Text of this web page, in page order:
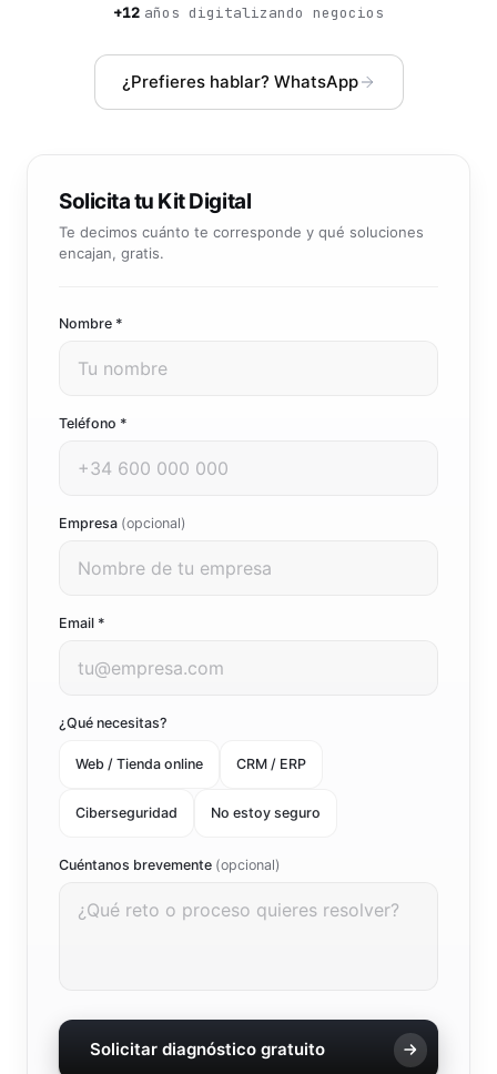
IA integrada en tus sistemas y productos
+12 años digitalizando negocios
¿Prefieres hablar? WhatsApp
Solicita tu Kit Digital
Te decimos cuánto te corresponde y qué soluciones
encajan, gratis.
Nombre *
Teléfono *
Empresa (opcional)
Email *
¿Qué necesitas?
Web / Tienda online CRM / ERP
Ciberseguridad No estoy seguro
Cuéntanos brevemente (opcional)
Solicitar diagnóstico gratuito